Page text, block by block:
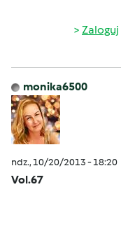
Zaloguj
monika6500
ndz., 10/20/2013 - 18:20
Vol.67